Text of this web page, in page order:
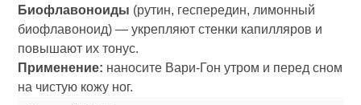
Биофлавоноиды (рутин, геспередин, лимонный
биофлавоноид) — укрепляют стенки капилляров и
повышают их тонус.
Применение: наносите Вари-Гон утром и перед сном
на чистую кожу ног.